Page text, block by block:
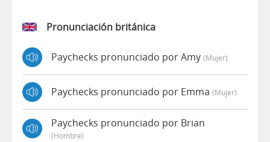
Pronunciación británica
Paychecks pronunciado por Amy (mujer)
Paychecks pronunciado por Emma (mujer)
Paychecks pronunciado por Brian
(hombre)